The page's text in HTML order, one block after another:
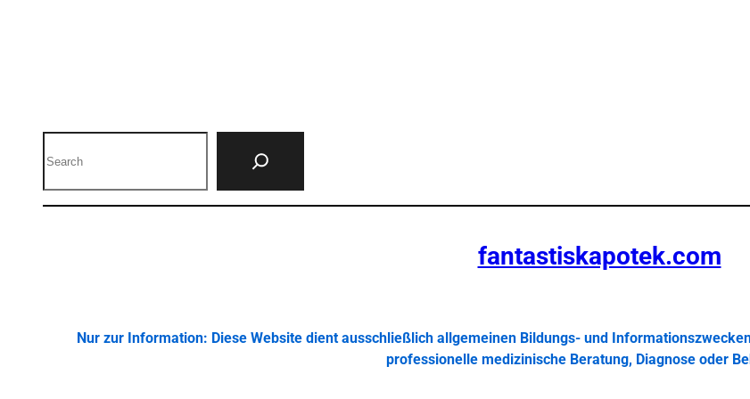
fantastiskapotek.com
Nur zur Information: Diese Website dient ausschließlich allgemeinen Bildungs- und
professionelle medizinische Beratung, Diagnose oder